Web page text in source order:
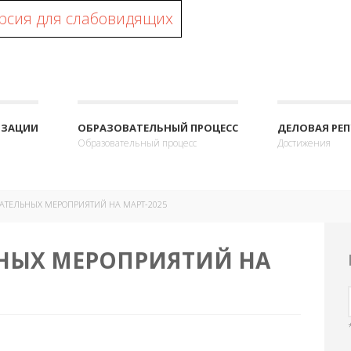
для слабовидящих
ОБРАЗОВАТЕЛЬНЫЙ ПРОЦЕСС
Образовательный процесс
ДЕЛОВАЯ
Достижения
МЕРОПРИЯТИЙ НА МАРТ-2025
МЕРОПРИЯТИЙ НА